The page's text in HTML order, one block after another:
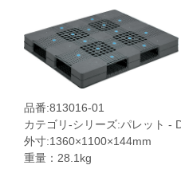
品番:813016-01
カテゴリ-シリーズ:パレット -
外寸:1360×1100×144mm
重量：28.1kg